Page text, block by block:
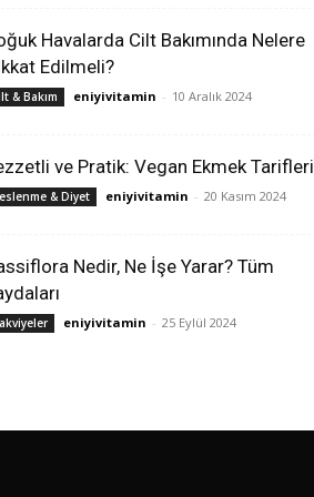
Havalarda Cilt Bakımında Nelere
Edilmeli?
& Bakım eniyivitamin - 10 Aralık 2024
ve Pratik: Vegan Ekmek Tarifleri
& Diyet eniyivitamin - 20 Kasım 2024
Nedir, Ne İşe Yarar? Tüm
eniyivitamin - 25 Eylül 2024